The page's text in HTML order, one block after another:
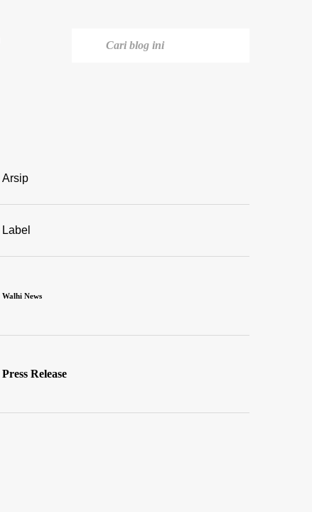
Arsip
Label
Walhi News
Press Release